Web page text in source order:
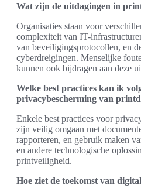
Wat zijn de uitdagingen in
Organisaties staan voor
complexiteit van IT-
van beveiligingsprotocollen, en
cyberdreigingen. Menselijke
kunnen ook bijdragen aan deze
Welke best practices kan ik
privacybescherming van
Enkele best practices voor
zijn veilig omgaan met
rapporteren, en gebruik maken
en andere technologische
printveiligheid.
Hoe ziet de toekomst van